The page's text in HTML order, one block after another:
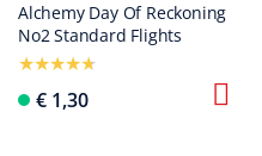
Alchemy Day Of Reckoning
No2 Standard Flights
€ 1,30